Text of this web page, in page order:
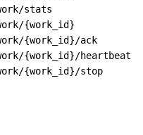
stats
{work_id}
{work_id}/ack
{work_id}/heartbeat
{work_id}/stop